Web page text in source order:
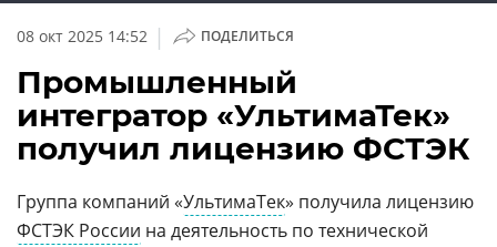
08 окт 2025 14:52 | ПОДЕЛИТЬСЯ
Промышленный
интегратор «УльтимаТек»
получил лицензию ФСТЭК
Группа компаний «УльтимаТек» получила лицензию
ФСТЭК России на деятельность по технической